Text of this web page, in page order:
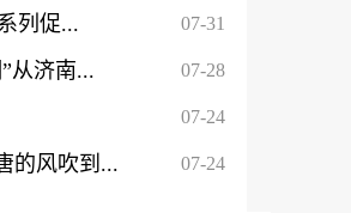
列促... 07-31
从济南... 07-28
07-24
的风吹到... 07-24